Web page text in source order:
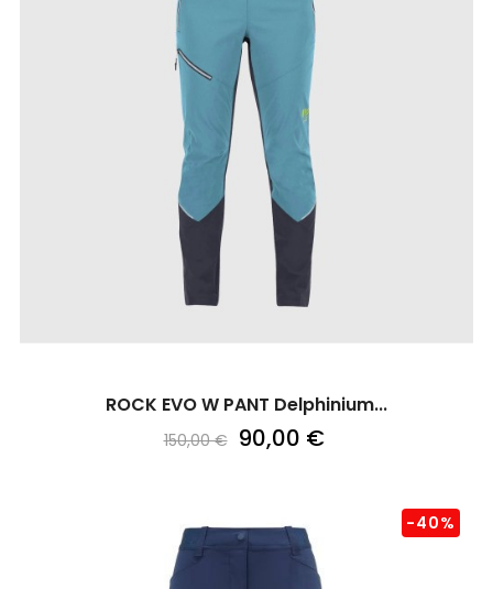
ROCK EVO W PANT Delphinium...
150,00 € 90,00 €
-40%